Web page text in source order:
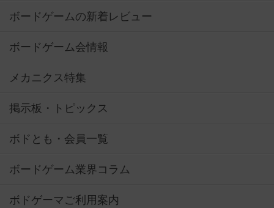
ボードゲームの新着レビュー
ボードゲーム会情報
メカニクス特集
掲示板・トピックス
ボドとも・会員一覧
ボードゲーム業界コラム
ボドゲーマご利用案内